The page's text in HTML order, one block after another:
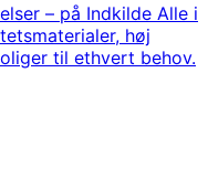
– på Indkilde Alle i
høj
til ethvert behov.